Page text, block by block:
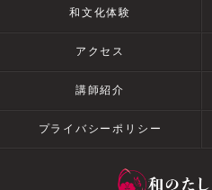
和文化体験
アクセス
講師紹介
プライバシーポリシー